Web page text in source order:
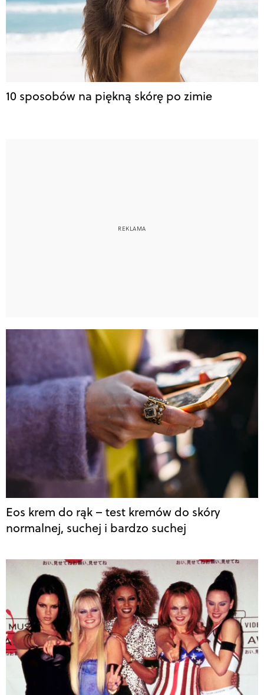
10 sposobów na piękną skórę po zimie
Eos krem do rąk – test kremów do skóry
normalnej, suchej i bardzo suchej